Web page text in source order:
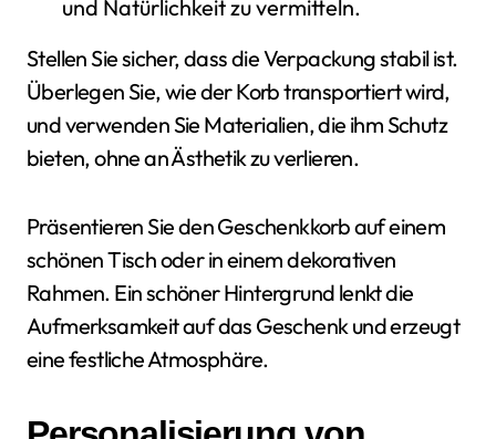
und Natürlichkeit zu vermitteln.
Stellen Sie sicher, dass die Verpackung stabil ist.
Überlegen Sie, wie der Korb transportiert wird,
und verwenden Sie Materialien, die ihm Schutz
bieten, ohne an Ästhetik zu verlieren.
Präsentieren Sie den Geschenkkorb auf einem
schönen Tisch oder in einem dekorativen
Rahmen. Ein schöner Hintergrund lenkt die
Aufmerksamkeit auf das Geschenk und erzeugt
eine festliche Atmosphäre.